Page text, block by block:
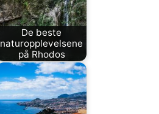
De beste
naturopplevelsene
på Rhodos